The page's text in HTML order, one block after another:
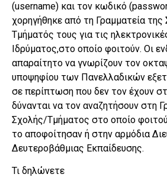
(username) και τον κωδικό
χορηγήθηκε από τη Γραμματεία της
Τμήματός τους για τις
Ιδρύματος,στο οποίο φοιτούν. Οι
απαραίτητο να γνωρίζουν τον
υποψηφίου των Πανελλαδικών
σε περίπτωση που δεν τον έχουν
δύνανται να τον αναζητήσουν στη
Σχολής/Τμήματος στο οποίο
το αποφοίτησαν ή στην αρμόδια
Δευτεροβάθμιας Εκπαίδευσης.
Τι δηλώνετε